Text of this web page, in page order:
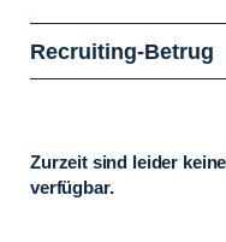
Recruiting-Betrug
Zurzeit sind leider
verfügbar.